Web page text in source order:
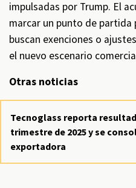
impulsadas por Trump. El
marcar un punto de partida
buscan exenciones o
el nuevo escenario
Otras noticias
Tecnoglass reporta
trimestre de 2025 y se
exportadora